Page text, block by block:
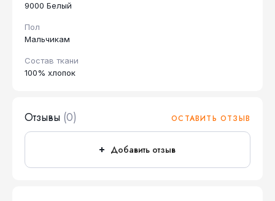
9000 Белый
Пол
Мальчикам
Состав ткани
100% хлопок
Отзывы (0) ОСТАВИТЬ ОТЗЫВ
Добавить отзыв